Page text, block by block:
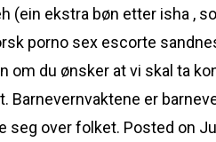
(ein ekstra bøn etter isha ,
porno sex escorte
du ønsker at vi skal ta
er
seg over folket. Posted on